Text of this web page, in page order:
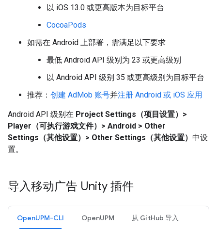
以 iOS 13.0 或更高版本为目标平台
CocoaPods
如需在 Android 上部署，需满足以下要求
最低 Android API 级别为 23 或更高级别
以 Android API 级别 35 或更高级别为目标平台
推荐： 创建 AdMob 账号并注册 Android 或 iOS 应用
Android API 级别在 Project Settings（项目设置）>
Player（可执行游戏文件）> Android > Other
Settings（其他设置）> Other Settings（其他设置） 中设
置。
导入移动广告 Unity 插件
OpenUPM-CLI OpenUPM 从 GitHub 导入